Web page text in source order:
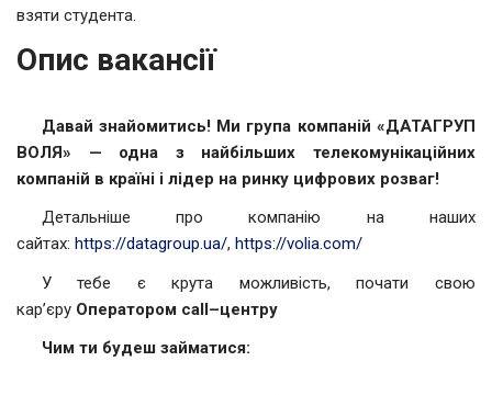
взяти студента.
Опис вакансії
Давай знайомитись! Ми група компаній «ДАТАГРУП
ВОЛЯ» — одна з найбільших телекомунікаційних
компаній в країні і лідер на ринку цифрових розваг!
Детальніше про компанію на наших
сайтах: https://datagroup.ua/, https://volia.com/
У тебе є крута можливість, почати свою
кар’єру Оператором call–центру
Чим ти будеш займатися: